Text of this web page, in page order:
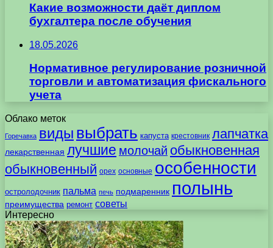
Какие возможности даёт диплом
бухгалтера после обучения
18.05.2026
Нормативное регулирование розничной
торговли и автоматизация фискального
учета
Облако меток
Горечавка виды выбрать капуста крестовник лапчатка
лекарственная лучшие молочай обыкновенная
обыкновенный орех основные особенности
остролодочник пальма печь подмаренник полынь
преимущества ремонт советы
Интересно